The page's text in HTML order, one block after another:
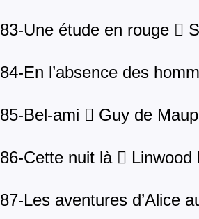
83-Une étude en rouge 
84-En l’absence des
85-Bel-ami  Guy de
86-Cette nuit là  Linwood
87-Les aventures d’Alice